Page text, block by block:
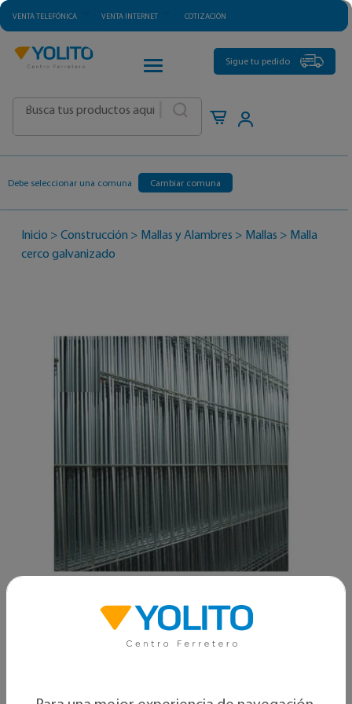
VENTA TELEFÓNICA VENTA INTERNET COTIZACIÓN
CATEGORÍAS
Sigue tu pedido
Debe seleccionar una comuna Cambiar comuna
Inicio > Construcción > Mallas y Alambres > Mallas > Malla
cerco galvanizado
Armacero